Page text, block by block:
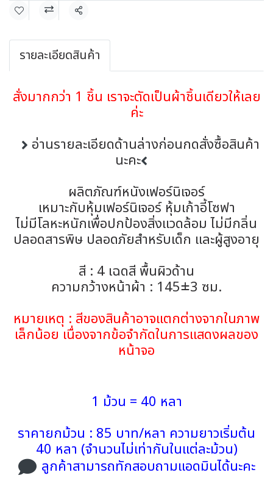
แชร์
รายละเอียดสินค้า
สั่งมากกว่า 1 ชิ้น เราจะตัดเป็นผ้าชิ้นเดียวให้เลย
ค่ะ
อ่านรายละเอียดด้านล่างก่อนกดสั่งซื้อสินค้า
นะคะ
ผลิตภัณฑ์หนังเฟอร์นิเจอร์
เหมาะกับหุ้มเฟอร์นิเจอร์ หุ้มเก้าอี้โซฟา
ไม่มีโลหะหนักเพื่อปกป้องสิ่งแวดล้อม ไม่มีกลิ่น
ปลอดสารพิษ ปลอดภัยสำหรับเด็ก และผู้สูงอายุ
สี : 4 เฉดสี พื้นผิวด้าน
ความกว้างหน้าผ้า : 145±3 ซม.
หมายเหตุ : สีของสินค้าอาจแตกต่างจากในภาพ
เล็กน้อย เนื่องจากข้อจำกัดในการแสดงผลของ
หน้าจอ
1 ม้วน = 40 หลา
ราคายกม้วน : 85 บาท/หลา ความยาวเริ่มต้น
40 หลา (จำนวนไม่เท่ากันในแต่ละม้วน)
ลูกค้าสามารถทักสอบถามแอดมินได้นะคะ